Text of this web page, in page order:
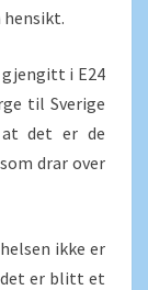
hensikt.
i E24
til Sverige
at det er de
drar over
ikke er
det er blitt et